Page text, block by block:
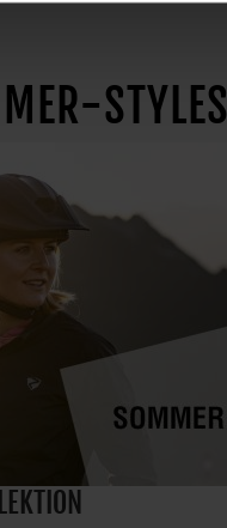
STYLES